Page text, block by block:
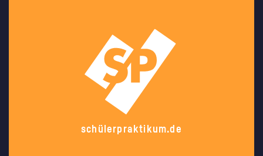
schülerpraktikum.de